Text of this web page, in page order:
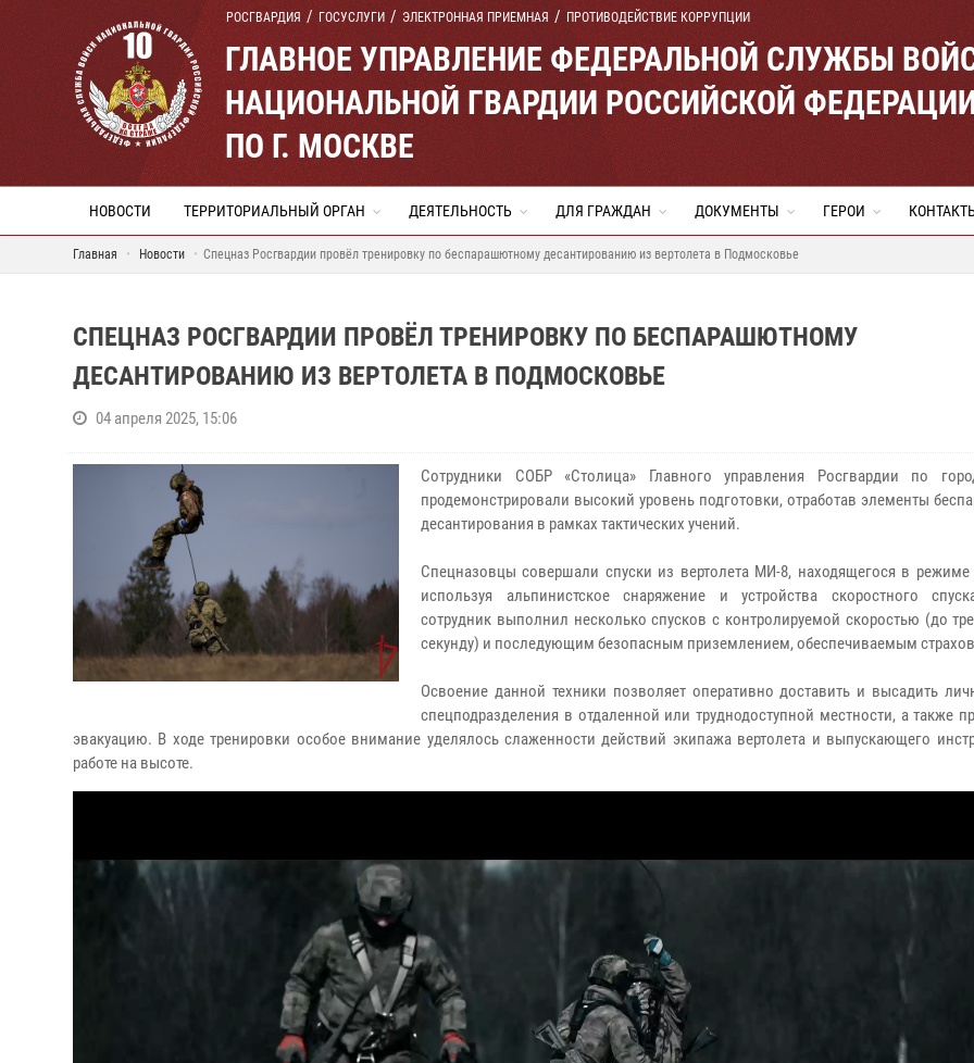
РОСГВАРДИЯ ГОСУСЛУГИ ЭЛЕКТРОННАЯ ПРИЕМНАЯ ПРОТИВОДЕЙСТВИЕ КОРРУПЦИИ
ГЛАВНОЕ УПРАВЛЕНИЕ ФЕДЕРАЛЬНОЙ СЛУЖБЫ
НАЦИОНАЛЬНОЙ ГВАРДИИ РОССИЙСКОЙ
ПО Г. МОСКВЕ
НОВОСТИ ТЕРРИТОРИАЛЬНЫЙ ОРГАН ДЕЯТЕЛЬНОСТЬ ДЛЯ ГРАЖДАН ДОКУМЕНТЫ ГЕРОИ
Главная Новости Спецназ Росгвардии провёл тренировку по беспарашютному десантированию из вертолета в Подмосковье
СПЕЦНАЗ РОСГВАРДИИ ПРОВЁЛ ТРЕНИРОВКУ ПО БЕСПАРАШЮТНОМУ
ДЕСАНТИРОВАНИЮ ИЗ ВЕРТОЛЕТА В ПОДМОСКОВЬЕ
04 апреля 2025, 15:06
Сотрудники СОБР «Столица» Главного управления Росгвардии по
продемонстрировали высокий уровень подготовки, отработав элементы
десантирования в рамках тактических учений.
Спецназовцы совершали спуски из вертолета МИ-8, находящегося в режиме
используя альпинистское снаряжение и устройства скоростного
сотрудник выполнил несколько спусков с контролируемой скоростью (до
секунду) и последующим безопасным приземлением, обеспечиваемым
Освоение данной техники позволяет оперативно доставить и высадить
спецподразделения в отдаленной или труднодоступной местности, а также
эвакуацию. В ходе тренировки особое внимание уделялось слаженности действий экипажа вертолета и выпускающего
работе на высоте.